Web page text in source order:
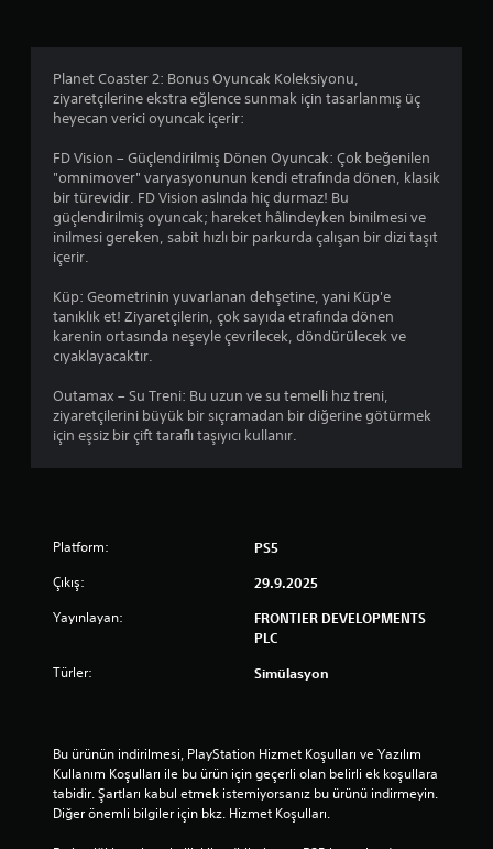
7
y
l
d
Planet Coaster 2: Bonus Oyuncak Koleksiyonu,
ziyaretçilerine ekstra eğlence sunmak için tasarlanmış üç
heyecan verici oyuncak içerir:
FD Vision – Güçlendirilmiş Dönen Oyuncak: Çok beğenilen
"omnimover" varyasyonunun kendi etrafında dönen, klasik
bir türevidir. FD Vision aslında hiç durmaz! Bu
güçlendirilmiş oyuncak; hareket hâlindeyken binilmesi ve
inilmesi gereken, sabit hızlı bir parkurda çalışan bir dizi taşıt
içerir.
Küp: Geometrinin yuvarlanan dehşetine, yani Küp'e
tanıklık et! Ziyaretçilerin, çok sayıda etrafında dönen
karenin ortasında neşeyle çevrilecek, döndürülecek ve
cıyaklayacaktır.
Outamax – Su Treni: Bu uzun ve su temelli hız treni,
ziyaretçilerini büyük bir sıçramadan bir diğerine götürmek
için eşsiz bir çift taraflı taşıyıcı kullanır.
Platform: PS5
Çıkış: 29.9.2025
Yayınlayan:
FRONTIER DEVELOPMENTS
PLC
Türler: Simülasyon
Bu ürünün indirilmesi, PlayStation Hizmet Koşulları ve Yazılım
Kullanım Koşulları ile bu ürün için geçerli olan belirli ek koşullara
tabidir. Şartları kabul etmek istemiyorsanız bu ürünü indirmeyin.
Diğer önemli bilgiler için bkz. Hizmet Koşulları.